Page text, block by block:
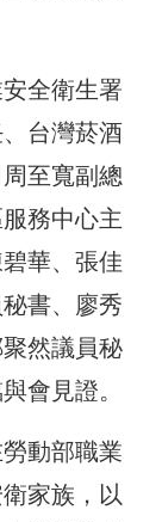
全衛生署
台灣菸酒
至寬副總
務中心主
華、張佳
書、廖秀
然議員秘
會見證。
動部職業
家族，以